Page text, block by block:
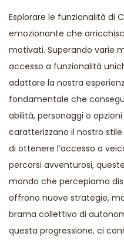
Esplorare le funzionalità di
emozionante che
motivati. Superando varie
accesso a funzionalità
adattare la nostra
fondamentale che
abilità, personaggi o
caratterizzano il nostro
di ottenere l’accesso a
percorsi avventurosi,
mondo che percepiamo
offrono nuove strategie,
brama collettivo di
questa progressione, ci